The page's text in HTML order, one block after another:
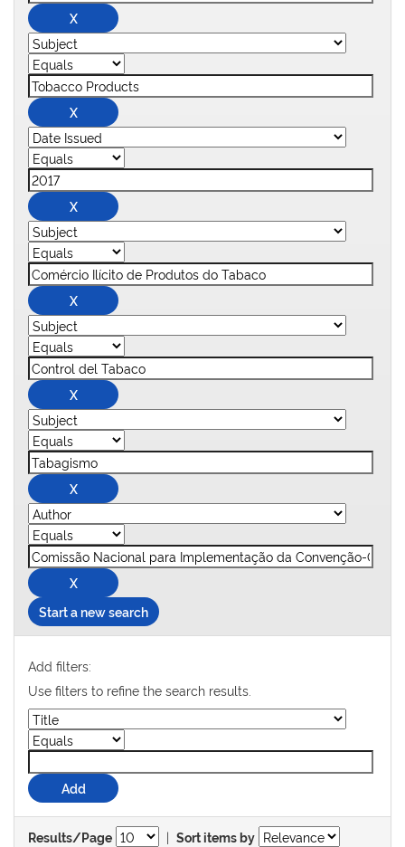
Start a new search
Add filters:
Use filters to refine the search results.
Results/Page | Sort items by